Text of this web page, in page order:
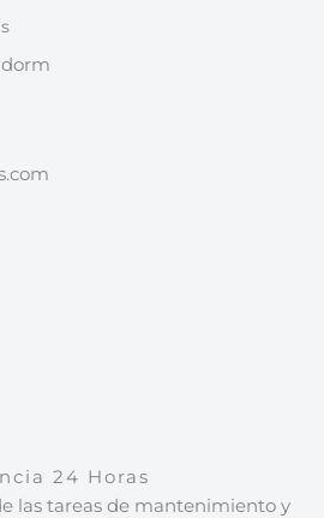
24 Horas
las tareas de mantenimiento y